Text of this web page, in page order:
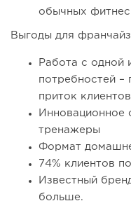
обычных фитнес
Выгоды для
Работа с одной
потребностей –
приток клиентов.
Инновационное
тренажеры
Формат
74% клиентов
Известный
больше.